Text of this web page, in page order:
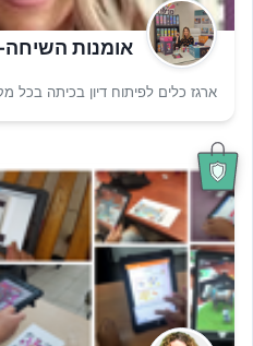
אומנות השיחה-
ארגז כלים לפיתוח דיון בכיתה בכל